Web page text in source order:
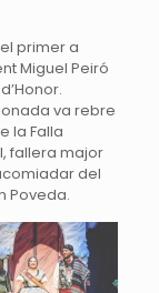
primer a
Miguel Peiró
va rebre
la Falla
fallera major
del
Poveda.